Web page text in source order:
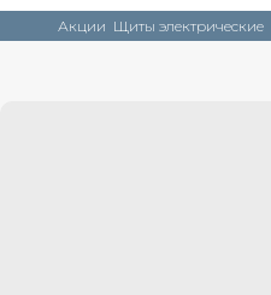
Акции Щиты электрические